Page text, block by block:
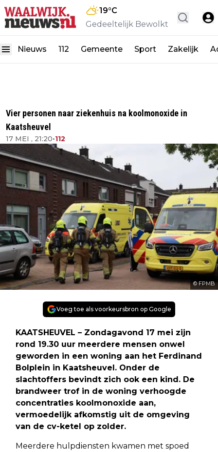
19°C
Gedeeltelijk Bewolkt
Nieuws 112 Gemeente Sport Zakelijk
Vier personen naar ziekenhuis na koolmonoxide in
Kaatsheuvel
17 MEI , 21:20•112
© FPMB
Voeg toe als voorkeursbron op Google
KAATSHEUVEL – Zondagavond 17 mei zijn
rond 19.30 uur meerdere mensen onwel
geworden in een woning aan het Ferdinand
Bolplein in Kaatsheuvel. Onder de
slachtoffers bevindt zich ook een kind. De
brandweer trof in de woning verhoogde
concentraties koolmonoxide aan,
vermoedelijk afkomstig uit de omgeving
van de cv-ketel op zolder.
Meerdere hulpdiensten kwamen met spoed